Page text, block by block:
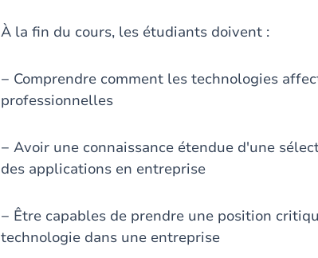
À la fin du cours, les étudiants doivent :
− Comprendre comment les technologies
professionnelles
− Avoir une connaissance étendue d'une
des applications en entreprise
− Être capables de prendre une position
technologie dans une entreprise